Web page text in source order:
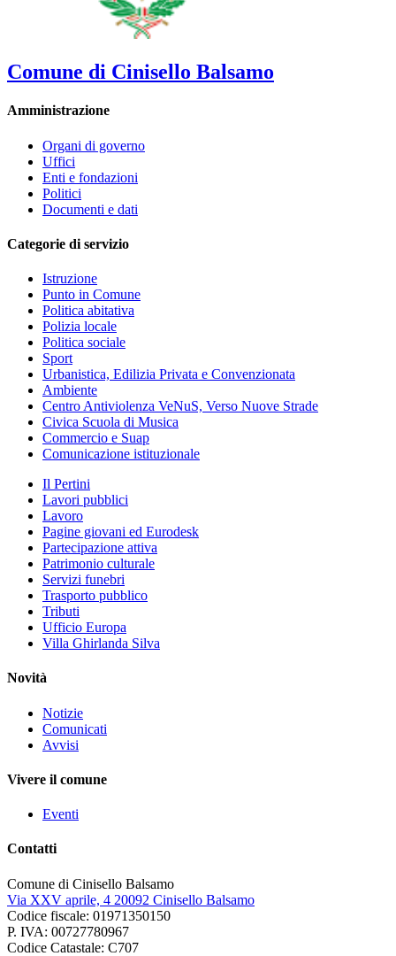
Comune di Cinisello Balsamo
Amministrazione
Organi di governo
Uffici
Enti e fondazioni
Politici
Documenti e dati
Categorie di servizio
Istruzione
Punto in Comune
Politica abitativa
Polizia locale
Politica sociale
Sport
Urbanistica, Edilizia Privata e Convenzionata
Ambiente
Centro Antiviolenza VeNuS, Verso Nuove Strade
Civica Scuola di Musica
Commercio e Suap
Comunicazione istituzionale
Il Pertini
Lavori pubblici
Lavoro
Pagine giovani ed Eurodesk
Partecipazione attiva
Patrimonio culturale
Servizi funebri
Trasporto pubblico
Tributi
Ufficio Europa
Villa Ghirlanda Silva
Novità
Notizie
Comunicati
Avvisi
Vivere il comune
Eventi
Contatti
Comune di Cinisello Balsamo
Via XXV aprile, 4 20092 Cinisello Balsamo
Codice fiscale: 01971350150
P. IVA: 00727780967
Codice Catastale: C707